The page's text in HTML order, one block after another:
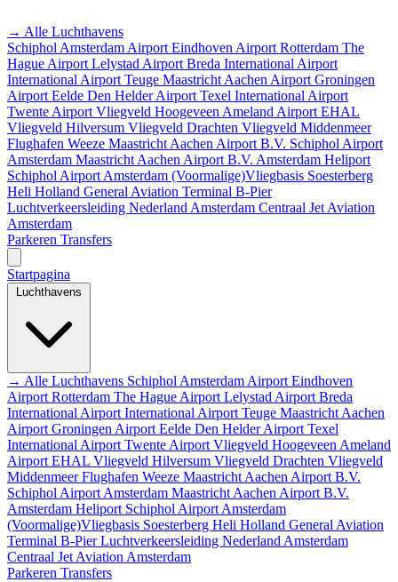
→ Alle Luchthavens
Schiphol Amsterdam Airport Eindhoven Airport Rotterdam The
Hague Airport Lelystad Airport Breda International Airport
International Airport Teuge Maastricht Aachen Airport Groningen
Airport Eelde Den Helder Airport Texel International Airport
Twente Airport Vliegveld Hoogeveen Ameland Airport EHAL
Vliegveld Hilversum Vliegveld Drachten Vliegveld Middenmeer
Flughafen Weeze Maastricht Aachen Airport B.V. Schiphol Airport
Amsterdam Maastricht Aachen Airport B.V. Amsterdam Heliport
Schiphol Airport Amsterdam (Voormalige)Vliegbasis Soesterberg
Heli Holland General Aviation Terminal B-Pier
Luchtverkeersleiding Nederland Amsterdam Centraal Jet Aviation
Amsterdam
Parkeren Transfers
Startpagina
Luchthavens
→ Alle Luchthavens Schiphol Amsterdam Airport Eindhoven
Airport Rotterdam The Hague Airport Lelystad Airport Breda
International Airport International Airport Teuge Maastricht Aachen
Airport Groningen Airport Eelde Den Helder Airport Texel
International Airport Twente Airport Vliegveld Hoogeveen Ameland
Airport EHAL Vliegveld Hilversum Vliegveld Drachten Vliegveld
MiddenmeerFlughafen Weeze Maastricht Aachen Airport B.V.
Schiphol Airport Amsterdam Maastricht Aachen Airport B.V.
Amsterdam Heliport Schiphol Airport Amsterdam
(Voormalige)Vliegbasis Soesterberg Heli Holland General Aviation
Terminal B-PierLuchtverkeersleiding Nederland Amsterdam
Centraal Jet Aviation Amsterdam
Parkeren Transfers